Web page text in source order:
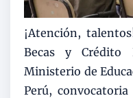
¡Atención,
Becas y Crédito
Ministerio de
Perú,